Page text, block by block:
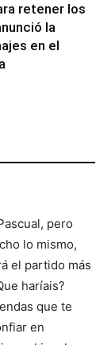
retener los
la
en el
pero
lo mismo,
el partido más
haríais?
que te
en